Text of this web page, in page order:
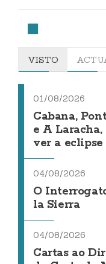
VISTO
01/08/2026
Cabana,
e A
ver a
04/08/2026
O
la Sierra
04/08/2026
Cartas ao